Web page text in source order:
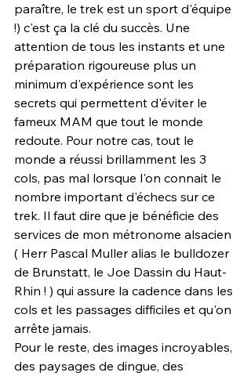
paraître, le trek est un sport d'équipe
!) c'est ça la clé du succès. Une
attention de tous les instants et une
préparation rigoureuse plus un
minimum d'expérience sont les
secrets qui permettent d'éviter le
fameux MAM que tout le monde
redoute. Pour notre cas, tout le
monde a réussi brillamment les 3
cols, pas mal lorsque l'on connait le
nombre important d'échecs sur ce
trek. Il faut dire que je bénéficie des
services de mon métronome alsacien
( Herr Pascal Muller alias le bulldozer
de Brunstatt, le Joe Dassin du Haut-
Rhin ! ) qui assure la cadence dans les
cols et les passages difficiles et qu'on
arrête jamais.
Pour le reste, des images incroyables,
des paysages de dingue, des